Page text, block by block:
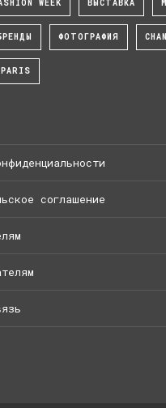
WEEK ВЫСТАВКА
ФОТОГРАФИЯ
PARIS
соглашение